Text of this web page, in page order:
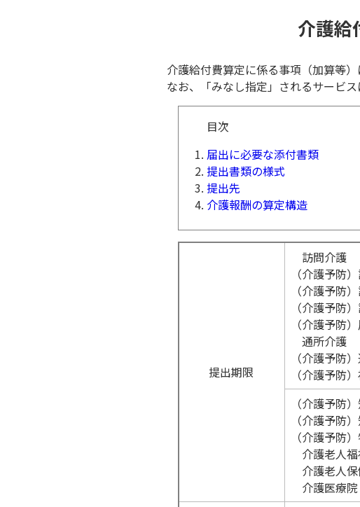
介護給
介護給付費算定に係る事項（加算等
なお、「みなし指定」されるサービ
目次
届出に必要な添付書類
提出書類の様式
提出先
介護報酬の算定構造
提出期限
訪問介護
（介護予防
（介護予防
（介護予防
（介護予防
通所介護
（介護予防
（介護予防
（介護予防
（介護予防
（介護予防
介護老人
介護老人
介護医療院